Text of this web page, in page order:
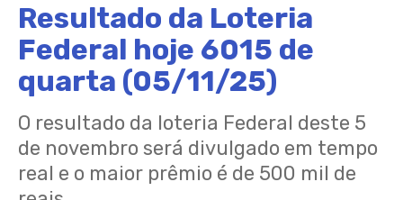
Resultado da Loteria
Federal hoje 6015 de
quarta (05/11/25)
O resultado da loteria Federal deste 5
de novembro será divulgado em tempo
real e o maior prêmio é de 500 mil de